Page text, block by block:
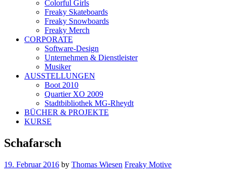
Colorful Girls
Freaky Skateboards
Freaky Snowboards
Freaky Merch
CORPORATE
Software-Design
Unternehmen & Dienstleister
Musiker
AUSSTELLUNGEN
Boot 2010
Quartier XO 2009
Stadtbibliothek MG-Rheydt
BÜCHER & PROJEKTE
KURSE
Schafarsch
19. Februar 2016 by Thomas Wiesen Freaky Motive